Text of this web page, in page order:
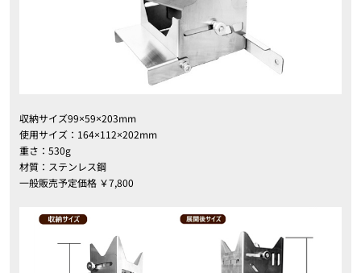
収納サイズ99×59×203mm
使用サイズ：164×112×202mm
重さ：530g
材質：ステンレス鋼
一般販売予定価格 ￥7,800